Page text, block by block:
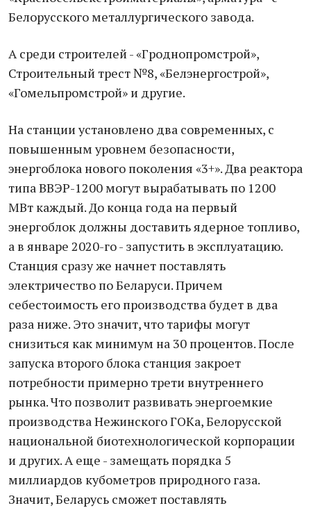
Белорусского металлургического завода.
А среди строителей - «Гроднопромстрой»,
Строительный трест №8, «Белэнергострой»,
«Гомельпромстрой» и другие.
На станции установлено два современных, с
повышенным уровнем безопасности,
энергоблока нового поколения «3+». Два реактора
типа ВВЭР-1200 могут вырабатывать по 1200
МВт каждый. До конца года на первый
энергоблок должны доставить ядерное топливо,
а в январе 2020-го - запустить в эксплуатацию.
Станция сразу же начнет поставлять
электричество по Беларуси. Причем
себестоимость его производства будет в два
раза ниже. Это значит, что тарифы могут
снизиться как минимум на 30 процентов. После
запуска второго блока станция закроет
потребности примерно трети внутреннего
рынка. Что позволит развивать энергоемкие
производства Нежинского ГОКа, Белорусской
национальной биотехнологической корпорации
и других. А еще - замещать порядка 5
миллиардов кубометров природного газа.
Значит, Беларусь сможет поставлять